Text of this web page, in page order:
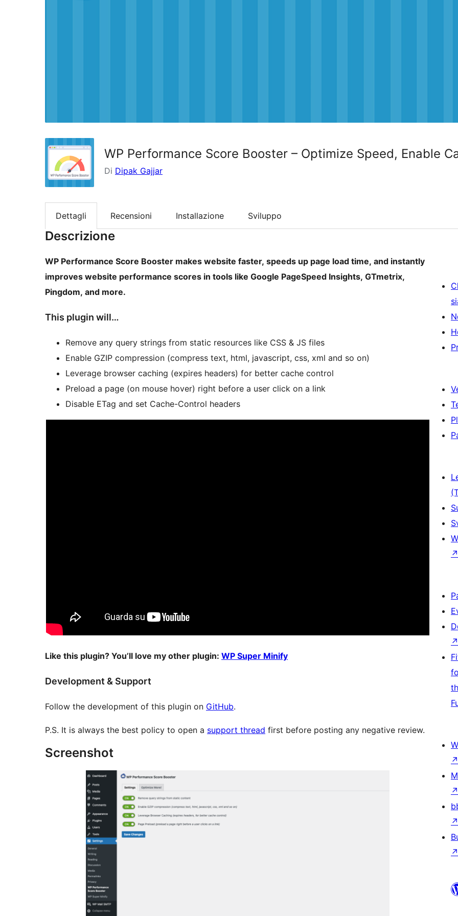
WP Performance Score Booster – Optimize Speed, Enable
Di Dipak Gajjar
Dettagli Recensioni Installazione Sviluppo
Descrizione
WP Performance Score Booster makes website faster, speeds up page load time, and instantly
improves website performance scores in tools like Google PageSpeed Insights, GTmetrix,
Pingdom, and more.
This plugin will…
Remove any query strings from static resources like CSS & JS files
Enable GZIP compression (compress text, html, javascript, css, xml and so on)
Leverage browser caching (expires headers) for better cache control
Preload a page (on mouse hover) right before a user click on a link
Disable ETag and set Cache-Control headers
Like this plugin? You’ll love my other plugin: WP Super Minify
Development & Support
Follow the development of this plugin on GitHub.
P.S. It is always the best policy to open a support thread first before posting any negative review.
Screenshot
↗
↗
↗
↗
↗
↗